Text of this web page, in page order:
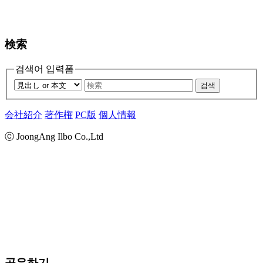
検索
검색어 입력폼
검색
会社紹介 著作権 PC版 個人情報
ⓒ JoongAng Ilbo Co.,Ltd